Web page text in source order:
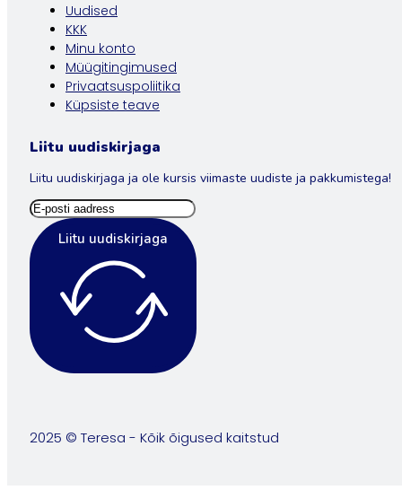
Uudised
KKK
Minu konto
Müügitingimused
Privaatsuspoliitika
Küpsiste teave
Liitu uudiskirjaga
Liitu uudiskirjaga ja ole kursis viimaste uudiste ja pakkumistega!
Liitu uudiskirjaga
2025 © Teresa - Kõik õigused kaitstud